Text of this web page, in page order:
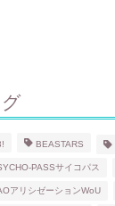
BEASTARS
PASSサイコパス
アリシゼーションWoU